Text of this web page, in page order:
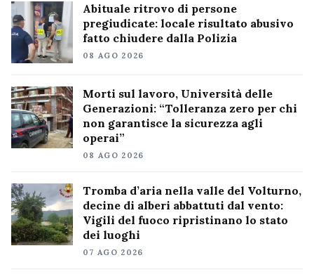
Abituale ritrovo di persone
pregiudicate: locale risultato abusivo
fatto chiudere dalla Polizia
08 AGO 2026
Morti sul lavoro, Università delle
Generazioni: “Tolleranza zero per chi
non garantisce la sicurezza agli
operai”
08 AGO 2026
Tromba d’aria nella valle del Volturno,
decine di alberi abbattuti dal vento:
Vigili del fuoco ripristinano lo stato
dei luoghi
07 AGO 2026